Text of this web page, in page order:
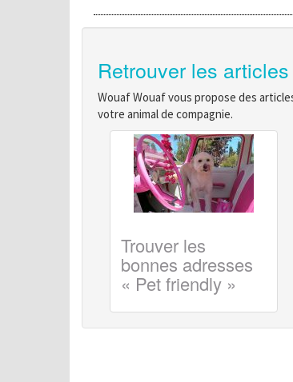
Retrouver les
Wouaf Wouaf vous propose des
votre animal de compagnie.
Trouver les
bonnes adresses
« Pet friendly »